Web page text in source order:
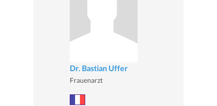
Dr. Bastian Uffer
Frauenarzt